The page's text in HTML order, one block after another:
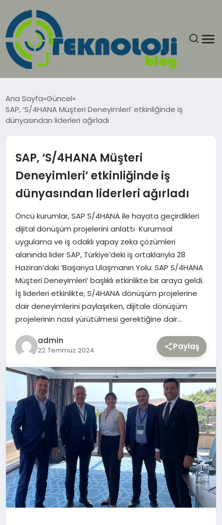
GÜNCEL
GENEL
GÜNDEM
TEKNOLOJI
YAŞAM
Ana Sayfa Güncel
SAP, ‘S/4HANA Müşteri Deneyimleri’ etkinliğinde iş
dünyasından liderleri ağırladı
SAP, ‘S/4HANA Müşteri
Deneyimleri’ etkinliğinde iş
dünyasından liderleri ağırladı
Öncü kurumlar, SAP S/4HANA ile hayata geçirdikleri
dijital dönüşüm projelerini anlattı Kurumsal
uygulama ve iş odaklı yapay zeka çözümleri
alanında lider SAP, Türkiye’deki iş ortaklarıyla 28
Haziran’daki ‘Başarıya Ulaşmanın Yolu: SAP S/4HANA
Müşteri Deneyimleri’ başlıklı etkinlikte bir araya geldi.
İş liderleri etkinlikte, S/4HANA dönüşüm projelerine
dair deneyimlerini paylaşırken, dijitale dönüşüm
projelerinin nasıl yürütülmesi gerektiğine dair…
admin
22 Temmuz 2024 Paylaş